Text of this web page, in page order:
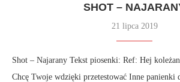
SHOT –
21 lipca 2019
Shot – Najarany Tekst piosenki: Ref: Hej
Chcę Twoje wdzięki przetestować Inne panienki